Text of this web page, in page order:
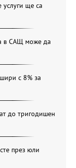
ще са
в САЩ може да
с 8% за
до тригодишен
през юли